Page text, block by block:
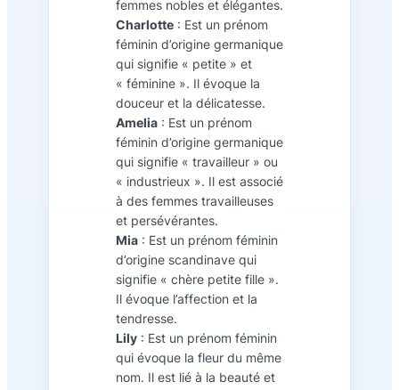
femmes nobles et élégantes.
Charlotte: Est un prénom
féminin d’origine germanique
qui signifie « petite » et
« féminine ». Il évoque la
douceur et la délicatesse.
Amelia: Est un prénom
féminin d’origine germanique
qui signifie « travailleur » ou
« industrieux ». Il est associé
à des femmes travailleuses
et persévérantes.
Mia: Est un prénom féminin
d’origine scandinave qui
signifie « chère petite fille ».
Il évoque l’affection et la
tendresse.
Lily: Est un prénom féminin
qui évoque la fleur du même
nom. Il est lié à la beauté et